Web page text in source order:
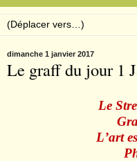
dimanche 1 janvier 2017
Le graff du jour 1
Le
L’art